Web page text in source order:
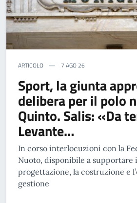
ARTICOLO 7 AGO 26
Sport, la giunta
delibera per il polo
Quinto. Salis: «Da
Levante…
In corso interlocuzioni con la
Nuoto, disponibile a supportare
progettazione, la costruzione e
gestione